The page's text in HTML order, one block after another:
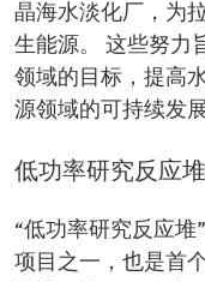
晶海水淡化厂，为
生能源。 这些努力
领域的目标，提高
源领域的可持续发展
低功率研究反应
“低功率研究反应
项目之一，也是首